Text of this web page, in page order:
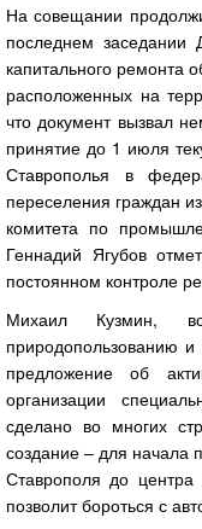
На совещании
последнем заседании
капитального ремонта
расположенных на
что документ вызвал
принятие до 1 июля
Ставрополья в
переселения граждан
комитета по
Геннадий Ягубов
постоянном контроле
Михаил Кузмин,
природопользованию и
предложение об
организации
сделано во многих
создание – для начала
Ставрополя до центра
позволит бороться с